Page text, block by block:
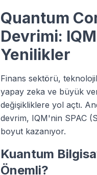
Quantum
Devrimi:
Yenilikler
Finans sektörü,
yapay zeka ve büyük
değişikliklere yol açtı.
devrim, IQM'nin SPAC
boyut kazanıyor.
Kuantum
Önemli?